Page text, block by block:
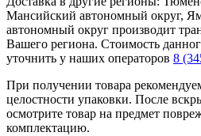
Мансийский автономный округ,
автономный округ производит
Вашего региона. Стоимость
уточнить у наших операторов 8
При получении товара
целостности упаковки. После
осмотрите товар на предмет
комплектацию.